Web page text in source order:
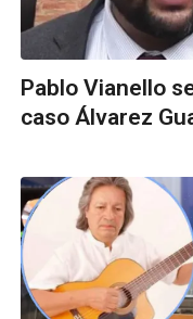
Pablo Vianello
caso Álvarez